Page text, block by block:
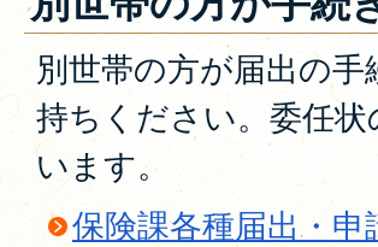
別世帯の方が届出の
持ちください。委任
います。
保険課各種届出・